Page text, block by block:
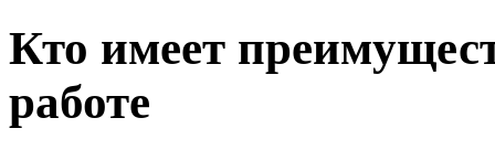
Кто имеет
работе